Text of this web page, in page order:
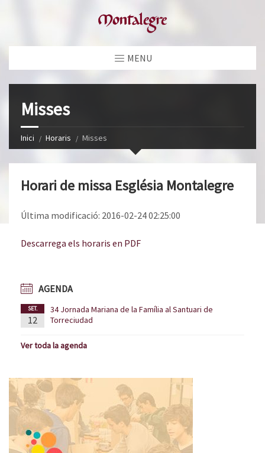
MENU
Misses
Inici Horaris Misses
Horari de missa Església Montalegre
Última modificació: 2016-02-24 02:25:00
Descarrega els horaris en PDF
AGENDA
SET.
12
34 Jornada Mariana de la Família al Santuari de
Torreciudad
Ver toda la agenda